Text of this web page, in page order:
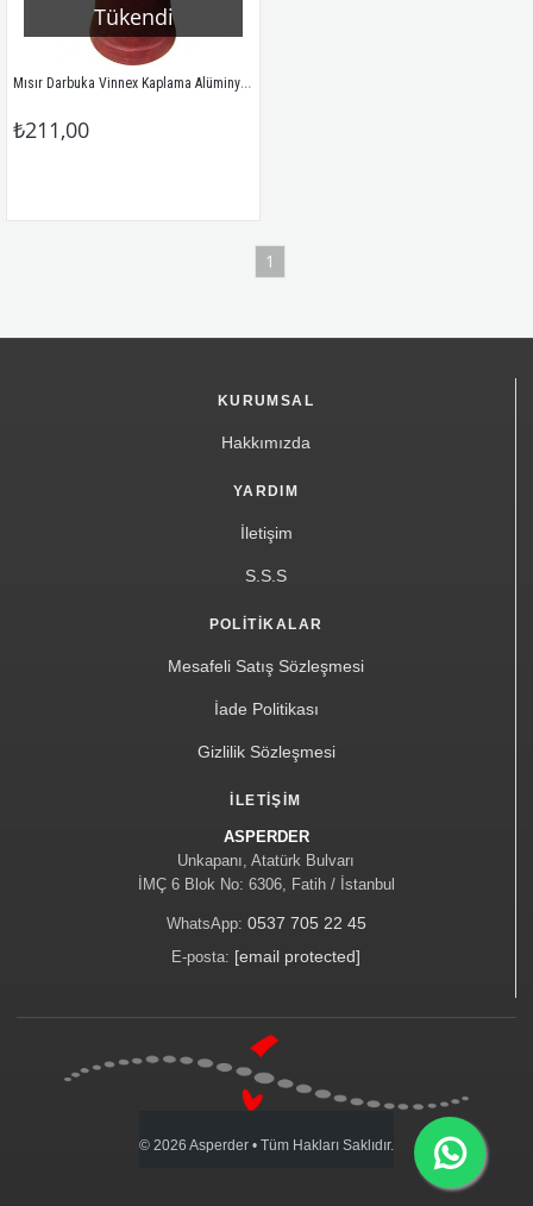
Tükendi
Mısır Darbuka Vinnex Kaplama Alüminyum gövde
₺211,00
1
KURUMSAL
Hakkımızda
YARDIM
İletişim
S.S.S
POLITIKALAR
Mesafeli Satış Sözleşmesi
İade Politikası
Gizlilik Sözleşmesi
İLETIŞIM
ASPERDER
Unkapanı, Atatürk Bulvarı
İMÇ 6 Blok No: 6306, Fatih / İstanbul
WhatsApp: 0537 705 22 45
E-posta: [email protected]
© 2026 Asperder • Tüm Hakları Saklıdır.